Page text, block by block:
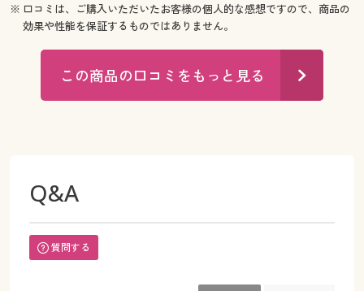
※ 口コミは、ご購入いただいたお客様の個人的な感想ですので、商品の
効果や性能を保証するものではありません。
この商品の口コミをもっと見る
Q&A
質問する